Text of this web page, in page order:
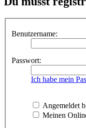
Benutzername:
Passwort:
Ich habe mein
Angemeldet
Meinen